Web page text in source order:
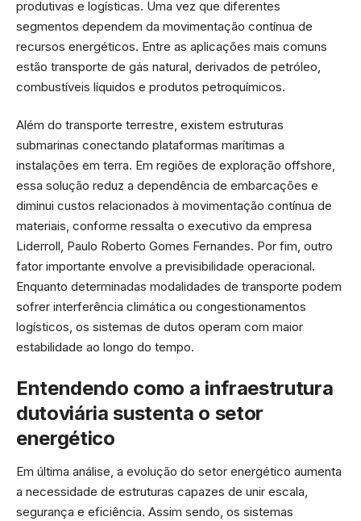
produtivas e logísticas. Uma vez que diferentes
segmentos dependem da movimentação contínua de
recursos energéticos. Entre as aplicações mais comuns
estão transporte de gás natural, derivados de petróleo,
combustíveis líquidos e produtos petroquímicos.
Além do transporte terrestre, existem estruturas
submarinas conectando plataformas marítimas a
instalações em terra. Em regiões de exploração offshore,
essa solução reduz a dependência de embarcações e
diminui custos relacionados à movimentação contínua de
materiais, conforme ressalta o executivo da empresa
Liderroll, Paulo Roberto Gomes Fernandes. Por fim, outro
fator importante envolve a previsibilidade operacional.
Enquanto determinadas modalidades de transporte podem
sofrer interferência climática ou congestionamentos
logísticos, os sistemas de dutos operam com maior
estabilidade ao longo do tempo.
Entendendo como a infraestrutura
dutoviária sustenta o setor
energético
Em última análise, a evolução do setor energético aumenta
a necessidade de estruturas capazes de unir escala,
segurança e eficiência. Assim sendo, os sistemas